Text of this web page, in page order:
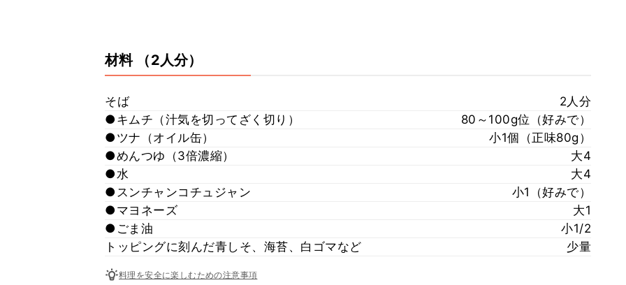
材料 （2人分）
そば
2人分
●キムチ（汁気を切ってざく切り）
80～100g位（好みで）
●ツナ（オイル缶）
小1個（正味80g）
●めんつゆ（3倍濃縮）
大4
●水
大4
●スンチャンコチュジャン
小1（好みで）
●マヨネーズ
大1
●ごま油
小1/2
トッピングに刻んだ青しそ、海苔、白ゴマなど
少量
料理を安全に楽しむための注意事項